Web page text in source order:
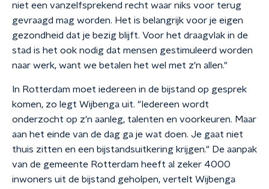
niet een vanzelfsprekend recht waar niks voor terug
gevraagd mag worden. Het is belangrijk voor je eigen
gezondheid dat je bezig blijft. Voor het draagvlak in de
stad is het ook nodig dat mensen gestimuleerd worden
naar werk, want we betalen het wel met z'n allen."
In Rotterdam moet iedereen in de bijstand op gesprek
komen, zo legt Wijbenga uit. "Iedereen wordt
onderzocht op z'n aanleg, talenten en voorkeuren. Maar
aan het einde van de dag ga je wat doen. Je gaat niet
thuis zitten en een bijstandsuitkering krijgen." De aanpak
van de gemeente Rotterdam heeft al zeker 4000
inwoners uit de bijstand geholpen, vertelt Wijbenga